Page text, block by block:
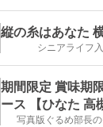
縦の糸はあなた
シニアライフ
期間限定 賞味期
ース 【ひなた 高
写真版ぐるめ部長